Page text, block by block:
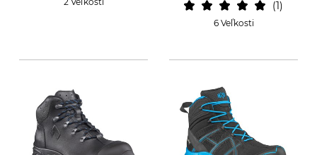
1
6 Veľkosti